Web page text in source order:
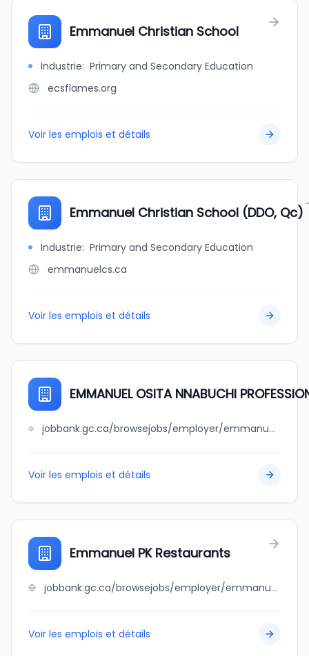
Emmanuel Christian School
Industrie: Primary and Secondary Education
ecsflames.org
Voir les emplois et détails
Emmanuel Christian School (DDO, Qc)
Industrie: Primary and Secondary Education
emmanuelcs.ca
Voir les emplois et détails
EMMANUEL OSITA NNABUCHI
jobbank.gc.ca/browsejobs/employer/emmanuel+osita+nnabuchi+professional+medical+corporation/ca
Voir les emplois et détails
Emmanuel PK Restaurants
jobbank.gc.ca/browsejobs/employer/emmanuel+pk+restaurants/ca
Voir les emplois et détails